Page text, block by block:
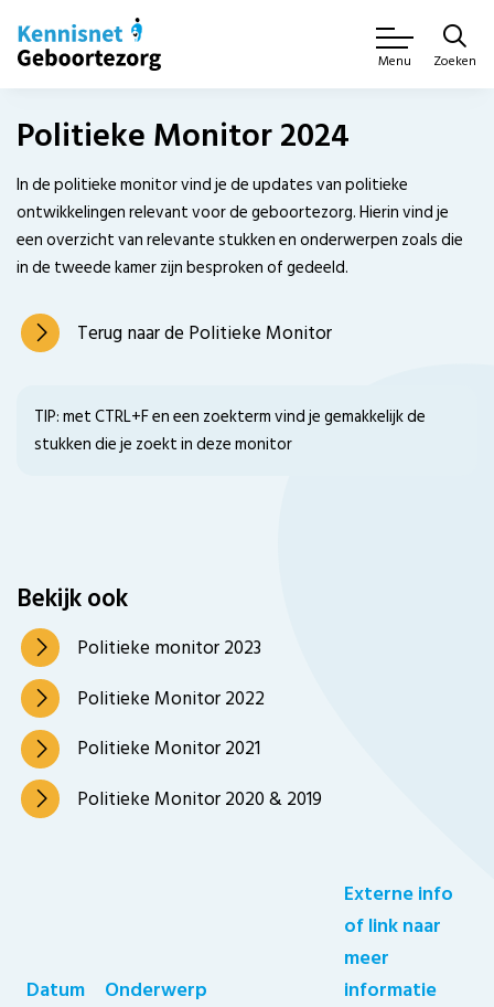
Menu Zoeken
Politieke Monitor 2024
In de politieke monitor vind je de updates van politieke
ontwikkelingen relevant voor de geboortezorg. Hierin vind je
een overzicht van relevante stukken en onderwerpen zoals die
in de tweede kamer zijn besproken of gedeeld.
Terug naar de Politieke Monitor
TIP: met CTRL+F en een zoekterm vind je gemakkelijk de
stukken die je zoekt in deze monitor
Bekijk ook
Politieke monitor 2023
Politieke Monitor 2022
Politieke Monitor 2021
Politieke Monitor 2020 & 2019
Datum Onderwerp
Externe info
of link naar
meer
informatie